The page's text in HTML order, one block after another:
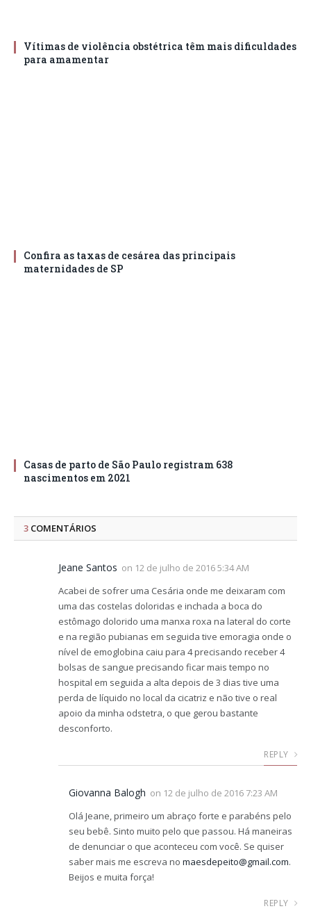
Vítimas de violência obstétrica têm mais dificuldades
para amamentar
Confira as taxas de cesárea das principais
maternidades de SP
Casas de parto de São Paulo registram 638
nascimentos em 2021
3 COMENTÁRIOS
Jeane Santos on 12 de julho de 2016 5:34 AM
Acabei de sofrer uma Cesária onde me deixaram com
uma das costelas doloridas e inchada a boca do
estômago dolorido uma manxa roxa na lateral do corte
e na região pubianas em seguida tive emoragia onde o
nível de emoglobina caiu para 4 precisando receber 4
bolsas de sangue precisando ficar mais tempo no
hospital em seguida a alta depois de 3 dias tive uma
perda de líquido no local da cicatriz e não tive o real
apoio da minha odstetra, o que gerou bastante
desconforto.
REPLY
Giovanna Balogh on 12 de julho de 2016 7:23 AM
Olá Jeane, primeiro um abraço forte e parabéns pelo
seu bebê. Sinto muito pelo que passou. Há maneiras
de denunciar o que aconteceu com você. Se quiser
saber mais me escreva no maesdepeito@gmail.com.
Beijos e muita força!
REPLY